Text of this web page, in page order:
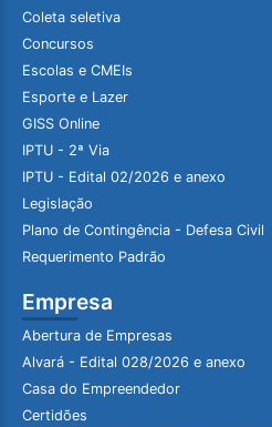
Coleta seletiva
Concursos
Escolas e CMEIs
Esporte e Lazer
GISS Online
IPTU - 2ª Via
IPTU - Edital 02/2026 e anexo
Legislação
Plano de Contingência - Defesa Civil
Requerimento Padrão
Empresa
Abertura de Empresas
Alvará - Edital 028/2026 e anexo
Casa do Empreendedor
Certidões